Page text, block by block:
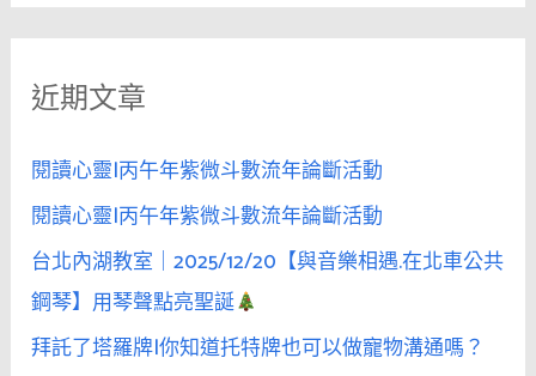
關
字
近期文章
閱讀心靈|丙午年紫微斗數流年論斷活動
閱讀心靈|丙午年紫微斗數流年論斷活動
台北內湖教室｜2025/12/20【與音樂相遇.在北車公共
鋼琴】用琴聲點亮聖誕
拜託了塔羅牌|你知道托特牌也可以做寵物溝通嗎？